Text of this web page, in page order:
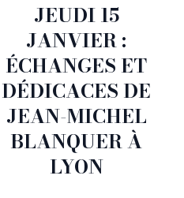
JEUDI 15
JANVIER :
ÉCHANGES ET
DÉDICACES DE
JEAN-MICHEL
BLANQUER À
LYON